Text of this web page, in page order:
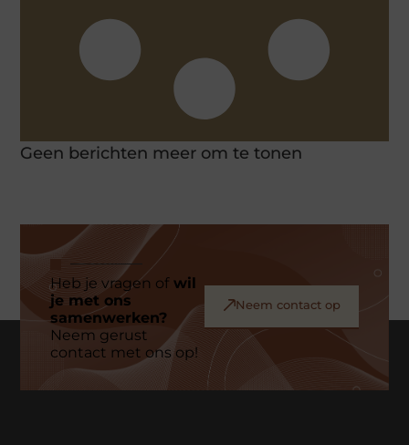
Geen berichten meer om te tonen
Heb je vragen ofwil
je met ons
samenwerken?
Neem gerust
contact met ons op!
Neem contact op